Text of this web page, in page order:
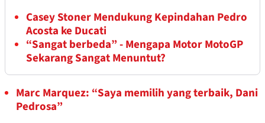
Casey Stoner Mendukung Kepindahan Pedro
Acosta ke Ducati
“Sangat berbeda” - Mengapa Motor MotoGP
Sekarang Sangat Menuntut?
Marc Marquez: “Saya memilih yang terbaik, Dani
Pedrosa”